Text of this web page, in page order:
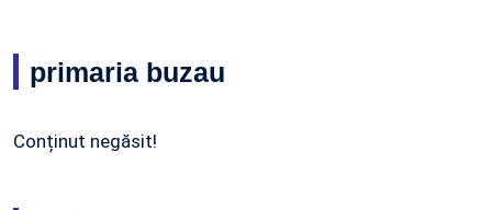
primaria buzau
Conținut negăsit!